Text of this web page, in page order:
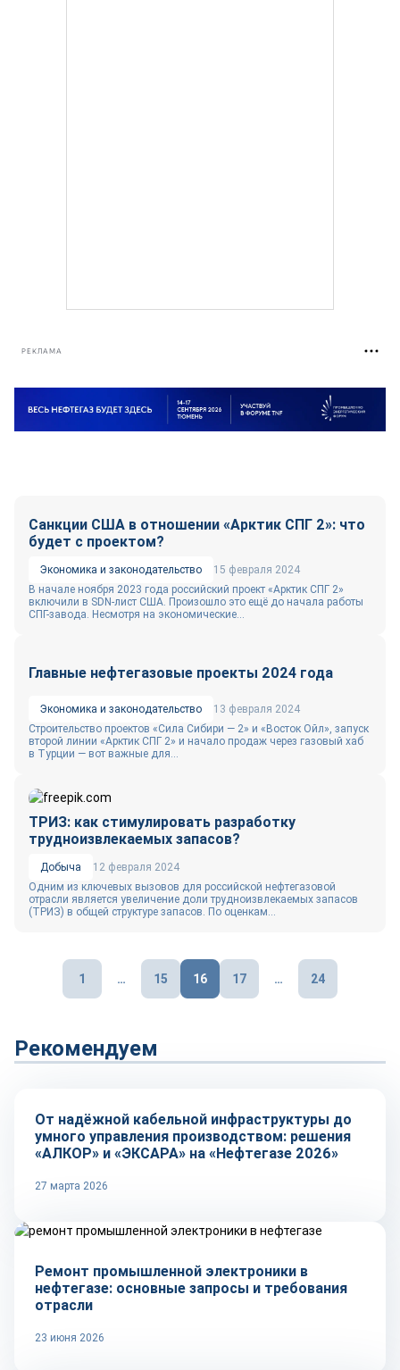
РЕКЛАМА
Санкции США в отношении «Арктик СПГ 2»: что
будет с проектом?
Экономика и законодательство
15 февраля 2024
В начале ноября 2023 года российский проект «Арктик СПГ 2»
включили в SDN-лист США. Произошло это ещё до начала работы
СПГ-завода. Несмотря на экономические...
Главные нефтегазовые проекты 2024 года
Экономика и законодательство
13 февраля 2024
Строительство проектов «Сила Сибири — 2» и «Восток Ойл», запуск
второй линии «Арктик СПГ 2» и начало продаж через газовый хаб
в Турции — вот важные для...
ТРИЗ: как стимулировать разработку
трудноизвлекаемых запасов?
Добыча
12 февраля 2024
Одним из ключевых вызовов для российской нефтегазовой
отрасли является увеличение доли трудноизвлекаемых запасов
(ТРИЗ) в общей структуре запасов. По оценкам...
Пагинация
записей
1 … 15 16 17 … 24
Рекомендуем
Репортаж
От надёжной кабельной инфраструктуры до
умного управления производством: решения
«АЛКОР» и «ЭКСАРА» на «Нефтегазе 2026»
27 марта 2026
Ремонт промышленной электроники в
нефтегазе: основные запросы и требования
отрасли
23 июня 2026